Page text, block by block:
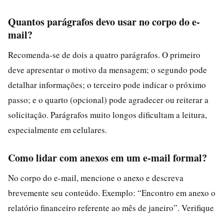
Quantos parágrafos devo usar no corpo do e-
mail?
Recomenda-se de dois a quatro parágrafos. O primeiro
deve apresentar o motivo da mensagem; o segundo pode
detalhar informações; o terceiro pode indicar o próximo
passo; e o quarto (opcional) pode agradecer ou reiterar a
solicitação. Parágrafos muito longos dificultam a leitura,
especialmente em celulares.
Como lidar com anexos em um e-mail formal?
No corpo do e-mail, mencione o anexo e descreva
brevemente seu conteúdo. Exemplo: “Encontro em anexo o
relatório financeiro referente ao mês de janeiro”. Verifique